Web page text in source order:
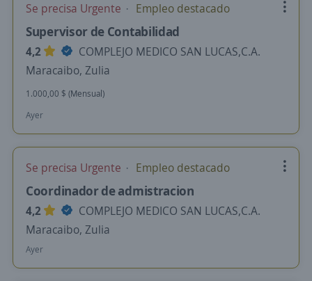
Se precisa Urgente Empleo destacado
Supervisor de Contabilidad
4,2
COMPLEJO MEDICO SAN LUCAS,C.A.
Maracaibo, Zulia
1.000,00 $ (Mensual)
Ayer
Se precisa Urgente Empleo destacado
Coordinador de admistracion
4,2
COMPLEJO MEDICO SAN LUCAS,C.A.
Maracaibo, Zulia
Ayer